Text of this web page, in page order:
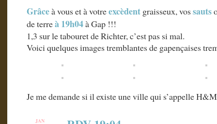
Grâceà vous et à votreexcèdent graisseux, vossauts
de terreà 19h04à Gap !!!
1,3 sur le tabouret de Richter, c’est pas si mal.
Voici quelques images tremblantes de gapençaises
Je me demande si il existe une ville qui s’appelle
JAN